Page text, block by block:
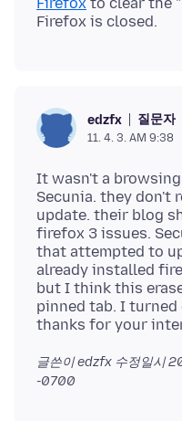
edzfx 질문자
11. 4. 3. AM 9:38
It wasn't a
Secunia. they don't
update. their blog
firefox 3 issues.
that attempted to
already installed
but I think this
pinned tab. I
글쓴이 edzfx 수정일시
-0700